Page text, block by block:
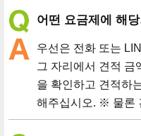
어떤 요금제에 해
우선은 전화 또는
그 자리에서 견적 금
을 확인하고 견적하
해주십시오. ※ 물론